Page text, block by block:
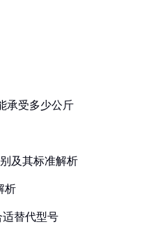
承受多少公斤
及其标准解析
析
适替代型号